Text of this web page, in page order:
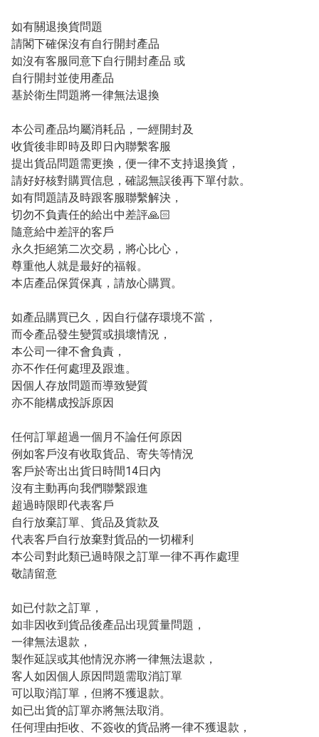
如有關退換貨問題
請閣下確保沒有自行開封產品
如沒有客服同意下自行開封產品 或
自行開封並使用產品
基於衛生問題將一律無法退換
本公司產品均屬消耗品，一經開封及
收貨後非即時及即日內聯繫客服
提出貨品問題需更換，便一律不支持退換貨，
請好好核對購買信息，確認無誤後再下單付款。
如有問題請及時跟客服聯繫解決，
切勿不負責任的給出中差評🙏🏻
隨意給中差評的客戶
永久拒絕第二次交易，將心比心，
尊重他人就是最好的福報。
本店產品保質保真，請放心購買。
如產品購買已久，因自行儲存環境不當，
而令產品發生變質或損壞情況，
本公司一律不會負責，
亦不作任何處理及跟進。
因個人存放問題而導致變質
亦不能構成投訴原因
任何訂單超過一個月不論任何原因
例如客戶沒有收取貨品、寄失等情況
客戶於寄出出貨日時間14日內
沒有主動再向我們聯繫跟進
超過時限即代表客戶
自行放棄訂單、貨品及貨款及
代表客戶自行放棄對貨品的一切權利
本公司對此類已過時限之訂單一律不再作處理
敬請留意
如已付款之訂單，
如非因收到貨品後產品出現質量問題，
一律無法退款，
製作延誤或其他情況亦將一律無法退款，
客人如因個人原因問題需取消訂單
可以取消訂單，但將不獲退款。
如已出貨的訂單亦將無法取消。
任何理由拒收、不簽收的貨品將一律不獲退款，